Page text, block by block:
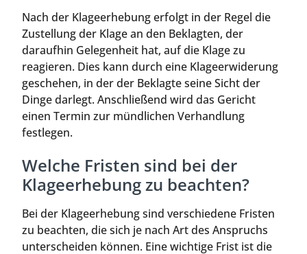
Nach der Klageerhebung erfolgt in der Regel die
Zustellung der Klage an den Beklagten, der
daraufhin Gelegenheit hat, auf die Klage zu
reagieren. Dies kann durch eine Klageerwiderung
geschehen, in der der Beklagte seine Sicht der
Dinge darlegt. Anschließend wird das Gericht
einen Termin zur mündlichen Verhandlung
festlegen.
Welche Fristen sind bei der
Klageerhebung zu beachten?
Bei der Klageerhebung sind verschiedene Fristen
zu beachten, die sich je nach Art des Anspruchs
unterscheiden können. Eine wichtige Frist ist die